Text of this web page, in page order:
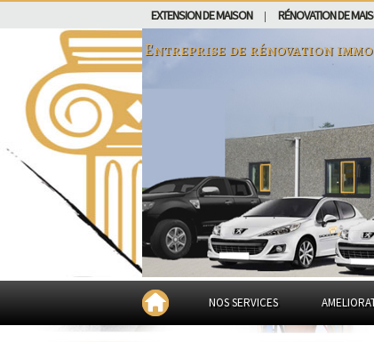
EXTENSION DE MAISON RÉNOVATION DE
Entreprise de rénovation
NOS SERVICES